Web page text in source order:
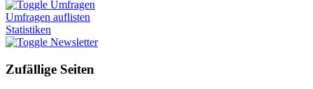
Umfragen
Umfragen auflisten
Statistiken
Newsletter
Zufällige Seiten